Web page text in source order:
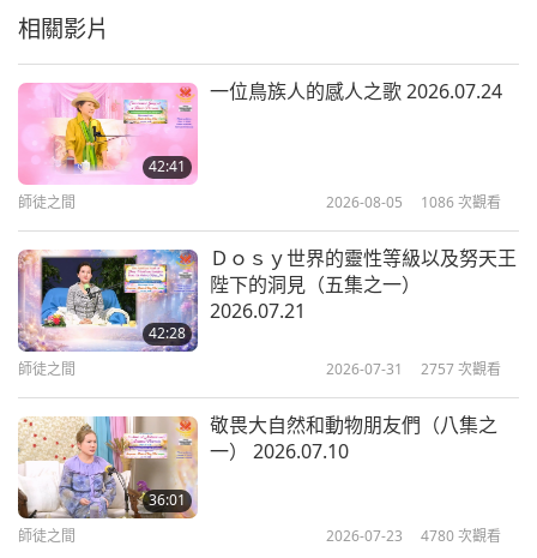
鐘。（好，但有些事，像一直播放錄音帶和一直觀看
（但我有個ＭＰ３播放機，用它一天廿四小時播放，
連晚上也放，大約兩週，三天之後，我的看法就改變
了。播了一週後，我修行就很穩定，覺得被提昇。）
如果你很需要強力充電，你就那樣做。要不然，你不
必那樣。你儘量就好，因你們還有世界的工作。只是
為了讓你儘快充電，所有這些都供你運用，好嗎？
（好。）你們可以儘量多利用。有些人不用，所以如
做，我是這個意思。你盡力而為，但有些人不做。所
以他們進步慢。他們可以多加利用；他們能做更多，
他們可以做更多，我的意思是這樣。（是。）
相關影片
42:41
一位鳥族人的感人之歌 2026.07.24
師徒之間 2026-08-05 1086次觀看
42:28
Ｄｏｓｙ世界的靈性等級以及努天王
陛下的洞見（五集之一）
2026.07.21
師徒之間 2026-07-31 2757次觀看
36:01
敬畏大自然和動物朋友們（八集之
一） 2026.07.10
師徒之間 2026-07-23 4780次觀看